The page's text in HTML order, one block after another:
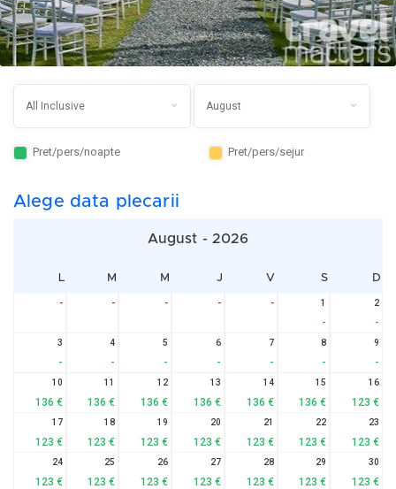
Pret/pers/noapte Pret/pers/sejur
Alege data plecarii
August - 2026
L M M J V S D
- - - - - 1
-
2
-
3
-
4
-
5
-
6
-
7
-
8
-
9
-
10
136 €
11
136 €
12
136 €
13
136 €
14
136 €
15
136 €
16
123 €
17
123 €
18
123 €
19
123 €
20
123 €
21
123 €
22
123 €
23
123 €
24
123 €
25
123 €
26
123 €
27
123 €
28
123 €
29
123 €
30
123 €